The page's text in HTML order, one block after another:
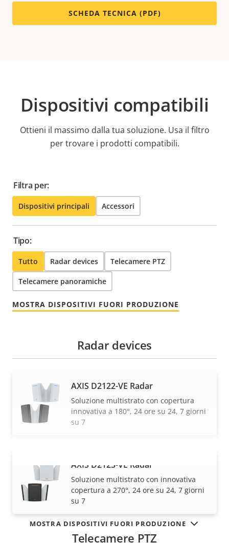
SCHEDA TECNICA (PDF)
Dispositivi compatibili
Ottieni il massimo dalla tua soluzione. Usa il filtro
per trovare i prodotti compatibili.
Filtra per:
Dispositivi principali Accessori
Tipo:
Tutto Radar devices Telecamere PTZ
Telecamere panoramiche
MOSTRA DISPOSITIVI FUORI PRODUZIONE
VISUALIZZA DI PIÙ
Radar devices
AXIS D2122-VE Radar
Soluzione multistrato con copertura
innovativa a 180°, 24 ore su 24, 7 giorni
su 7
AXIS D2123-VE Radar
Soluzione multistrato con innovativa
copertura a 270°, 24 ore su 24, 7 giorni
su 7
Telecamere PTZ
MOSTRA DISPOSITIVI FUORI PRODUZIONE